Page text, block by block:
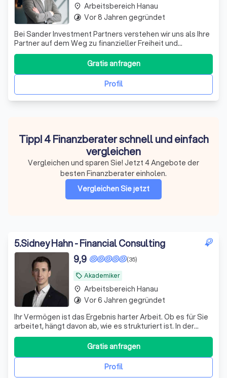
Bei Sander Investment Partners verstehen wir uns als Ihre
Partner auf dem Weg zu finanzieller Freiheit und
Sicherheit. Mit über einem Jahrzehnt Erfahrung im
Investmentbereich und einem engagierten Team aus
Experten bieten wir maßgeschneiderte Anlagestrategien,
die perfekt auf Ihre individuellen Bedü
Profil
Gratis anfragen
place Arbeitsbereich Hanau
timelapse Vor 8 Jahren gegründet
Tipp! 4 Finanzberater schnell und einfach
vergleichen
Vergleichen und sparen Sie! Jetzt 4 Angebote der
besten Finanzberater einholen.
Vergleichen Sie jetzt
5.Sidney Hahn - Financial Consulting
local_offer Akademiker
(35)
9,9
Ihr Vermögen ist das Ergebnis harter Arbeit. Ob es für Sie
arbeitet, hängt davon ab, wie es strukturiert ist. In der
Praxis zeigen sich bei bestehenden Depots regelmäßig
dieselben Schwachstellen: – eine Zusammensetzung, die
aus einzelnen Empfehlungen gewachsen ist statt aus
Profil
Gratis anfragen
place Arbeitsbereich Hanau
timelapse Vor 6 Jahren gegründet